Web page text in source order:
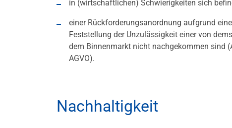
in (wirtschaftlichen) Schwierigkeiten sich
einer Rückforderungsanordnung aufgrund
Feststellung der Unzulässigkeit einer von
dem Binnenmarkt nicht nachgekommen sind
AGVO).
Nachhaltigkeit